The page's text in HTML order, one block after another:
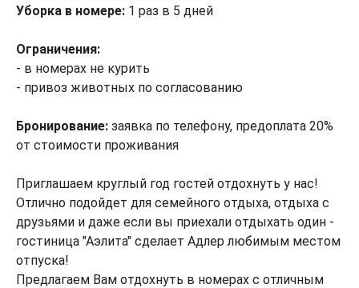
Уборка в номере: 1 раз в 5 дней
Ограничения:
- в номерах не курить
- привоз животных по согласованию
Бронирование: заявка по телефону, предоплата 20%
от стоимости проживания
Приглашаем круглый год гостей отдохнуть у нас!
Отлично подойдет для семейного отдыха, отдыха с
друзьями и даже если вы приехали отдыхать один -
гостиница "Аэлита" сделает Адлер любимым местом
отпуска!
Предлагаем Вам отдохнуть в номерах с отличным